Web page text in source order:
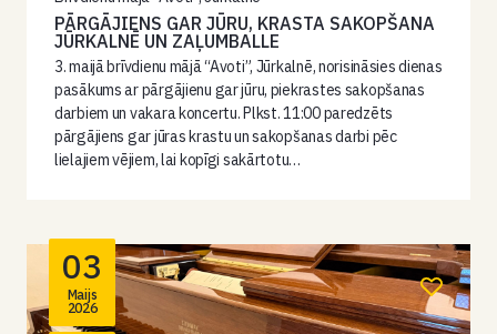
PĀRGĀJIENS GAR JŪRU, KRASTA SAKOPŠANA
JŪRKALNĒ UN ZAĻUMBALLE
3. maijā brīvdienu mājā “Avoti”, Jūrkalnē, norisināsies dienas
pasākums ar pārgājienu gar jūru, piekrastes sakopšanas
darbiem un vakara koncertu. Plkst. 11:00 paredzēts
pārgājiens gar jūras krastu un sakopšanas darbi pēc
lielajiem vējiem, lai kopīgi sakārtotu…
03
Maijs
2026